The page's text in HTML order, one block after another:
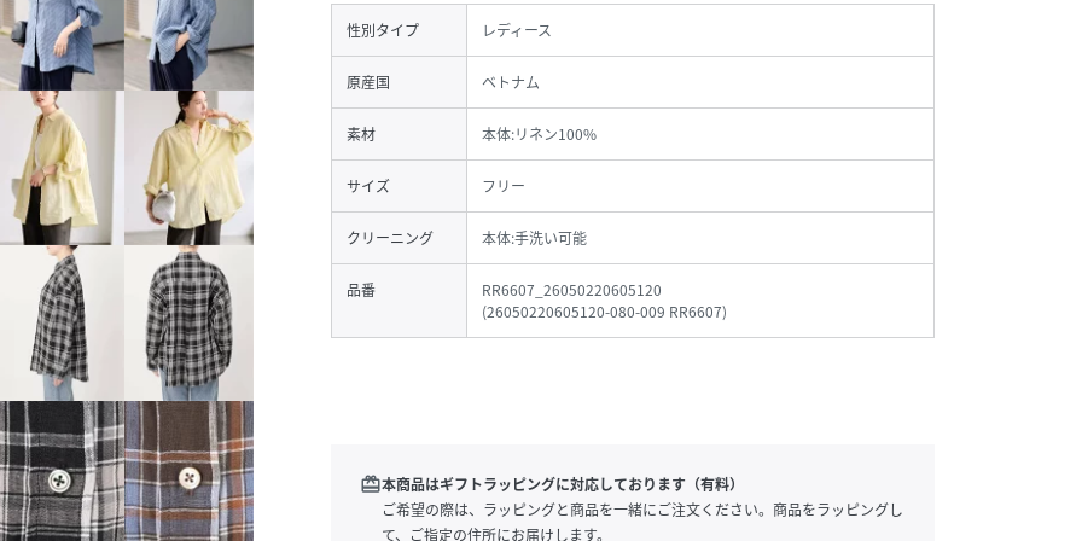
性別タイプ レディース
原産国 ベトナム
素材 本体:リネン100%
サイズ フリー
クリーニング 本体:手洗い可能
品番
RR6607_26050220605120
(26050220605120-080-009 RR6607)
redeem本商品はギフトラッピングに対応しております（有料）
ご希望の際は、ラッピングと商品を一緒にご注文ください。商品をラッピングし
て、ご指定の住所にお届けします。